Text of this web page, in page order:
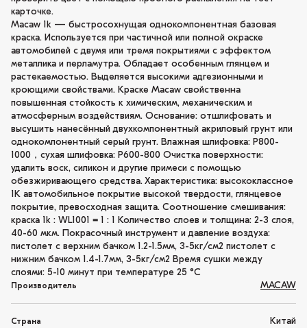
карточке.
Macaw 1k — быстросохнущая однокомпонентная базовая
краска. Используется при частичной или полной окраске
автомобилей с двумя или тремя покрытиями с эффектом
металлика и перламутра. Обладает особенным глянцем и
растекаемостью. Выделяется высокими адгезионными и
кроющими свойствами. Краске Macaw свойственна
повышенная стойкость к химическим, механическим и
атмосферным воздействиям. Основание: отшлифовать и
высушить нанесённый двухкомпонентный акриловый грунт или
однокомпонентный серый грунт. Влажная шлифовка: P800-
1000，сухая шлифовка: P600-800 Очистка поверхности:
удалить воск, силикон и другие примеси с помощью
обезжиривающего средства. Характеристика: высококлассное
1K автомобильное покрытие высокой твердости, глянцевое
покрытие, превосходная защита. Соотношение смешивания:
краска 1k : WL1001 = 1 : 1 Количество слоев и толщина: 2-3 слоя,
40-60 мкм. Покрасочный инструмент и давление воздуха:
пистолет с верхним бачком 1.2-1.5мм, 3-5кг/см2 пистолет с
нижним бачком 1.4-1.7мм, 3-5кг/см2 Время сушки между
слоями: 5-10 минут при температуре 25 °C
Производитель MACAW
Страна Китай